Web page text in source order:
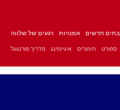
בתים חדשים אמנויות רגעים של שלווה
ספורט הימורים איגיימינג מדריך פורטוגל